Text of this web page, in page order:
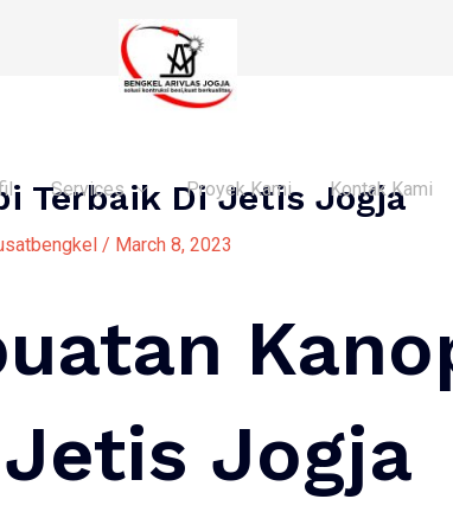
Services Proyek Kami Kontak Kami
Terbaik Di Jetis Jogja
/ March 8, 2023
Jogja